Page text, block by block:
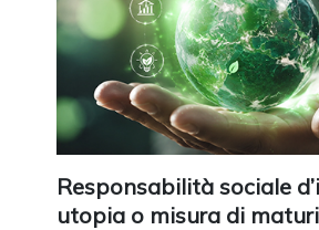
Responsabilità sociale
utopia o misura di